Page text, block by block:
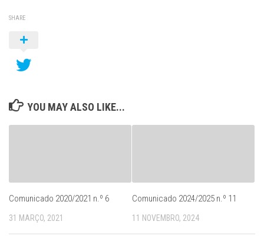
SHARE
YOU MAY ALSO LIKE...
Comunicado 2020/2021 n.º 6
31 MARÇO, 2021
Comunicado 2024/2025 n.º 11
11 NOVEMBRO, 2024